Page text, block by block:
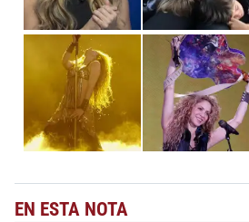
EN ESTA NOTA